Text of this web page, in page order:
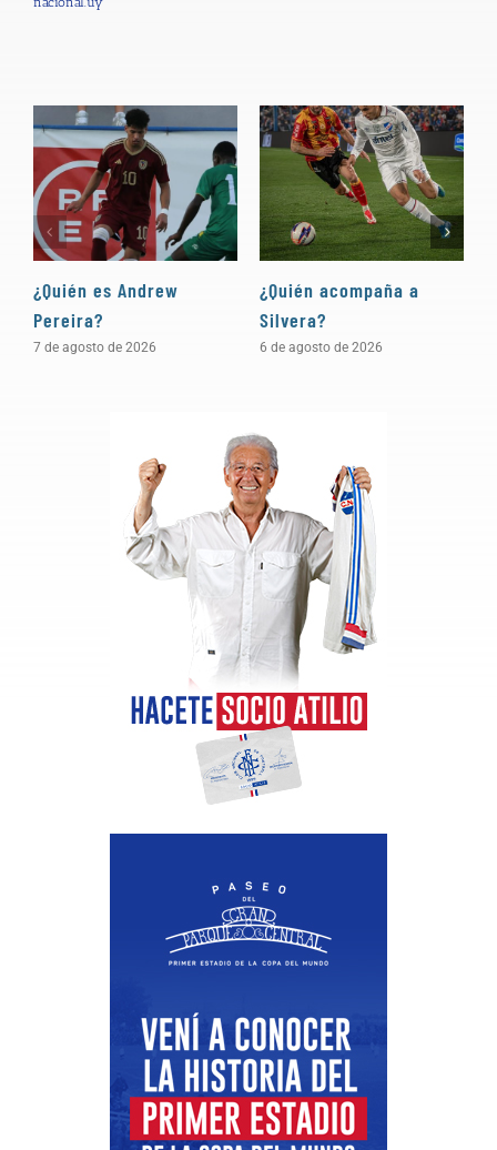
¿Quién es Andrew
Pereira?
7 de agosto de 2026
¿Quién acompaña a
Silvera?
6 de agosto de 2026